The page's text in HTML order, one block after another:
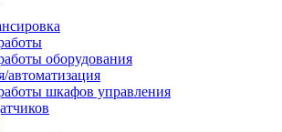
оборудования
шкафов управления